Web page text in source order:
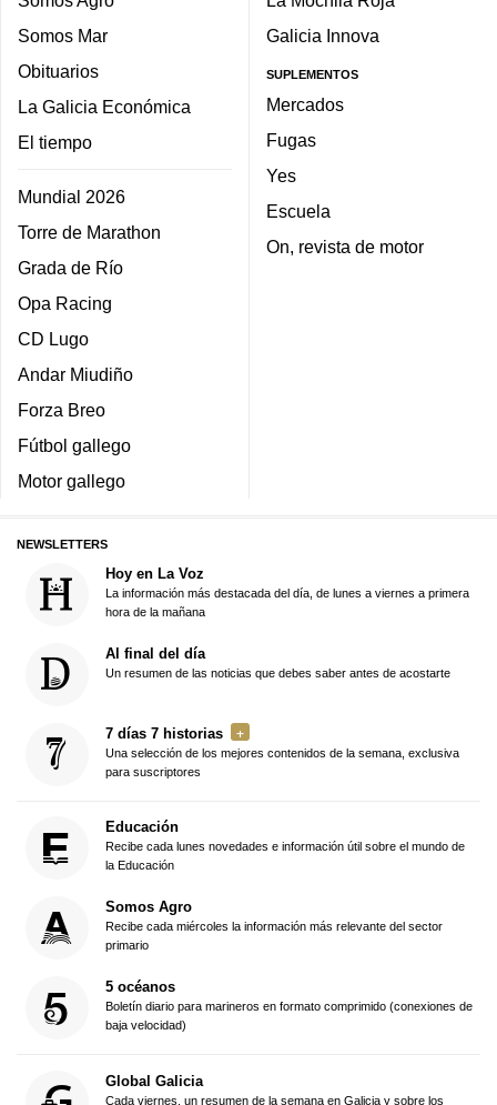
Somos Mar
Obituarios
La Galicia Económica
El tiempo
Mundial 2026
Torre de Marathon
Grada de Río
Opa Racing
CD Lugo
Andar Miudiño
Forza Breo
Fútbol gallego
Motor gallego
Galicia Innova
SUPLEMENTOS
Mercados
Fugas
Yes
Escuela
On, revista de motor
NEWSLETTERS
Hoy en La Voz
La información más destacada del día, de lunes a viernes a primera
hora de la mañana
Al final del día
Un resumen de las noticias que debes saber antes de acostarte
7 días 7 historias
Una selección de los mejores contenidos de la semana, exclusiva
para suscriptores
Educación
Recibe cada lunes novedades e información útil sobre el mundo de
la Educación
Somos Agro
Recibe cada miércoles la información más relevante del sector
primario
5 océanos
Boletín diario para marineros en formato comprimido (conexiones de
baja velocidad)
Global Galicia
Cada viernes, un resumen de la semana en Galicia y sobre los